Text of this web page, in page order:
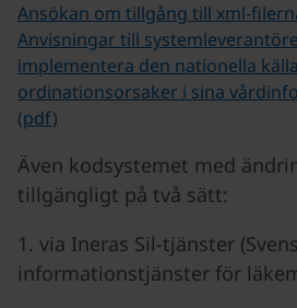
Ansökan om tillgång till xml-
Anvisningar till
implementera den nationella
ordinationsorsaker i sina
(pdf)
Även kodsystemet med
tillgängligt på två sätt:
1. via Ineras Sil-tjänster
informationstjänster för